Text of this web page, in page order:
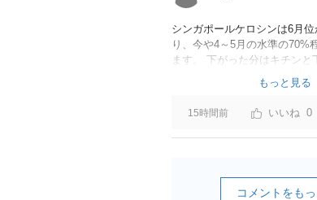
シンガポールケロシンは6月
り、今や4～5月の水準の70%
ます。 下がった分はキチンと
ーチャージ＝利益」と判断さ
もっと見る
15時間前 0
コメントをも